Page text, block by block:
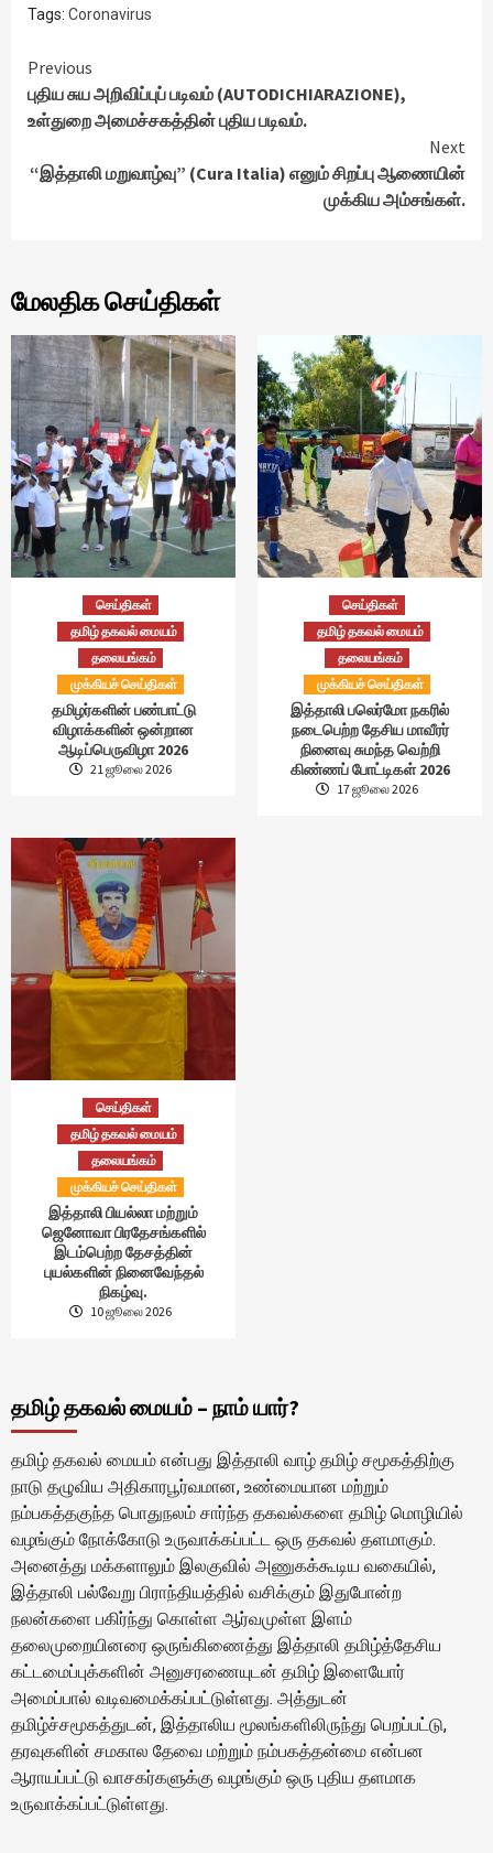
Tags: Coronavirus
Continue
Reading
Previous
புதிய சுய அறிவிப்புப் படிவம் (AUTODICHIARAZIONE),
உள்துறை அமைச்சகத்தின் புதிய படிவம்.
Next
“இத்தாலி மறுவாழ்வு” (Cura Italia) எனும் சிறப்பு ஆணையின்
முக்கிய அம்சங்கள்.
மேலதிக செய்திகள்
செய்திகள்
தமிழ் தகவல் மையம்
தலையங்கம்
முக்கியச் செய்திகள்
தமிழர்களின் பண்பாட்டு
விழாக்களின் ஒன்றான
ஆடிப்பெருவிழா 2026
21 ஜூலை 2026
செய்திகள்
தமிழ் தகவல் மையம்
தலையங்கம்
முக்கியச் செய்திகள்
இத்தாலி பலெர்மோ நகரில்
நடைபெற்ற தேசிய மாவீரர்
நினைவு சுமந்த வெற்றி
கிண்ணப் போட்டிகள் 2026
17 ஜூலை 2026
செய்திகள்
தமிழ் தகவல் மையம்
தலையங்கம்
முக்கியச் செய்திகள்
இத்தாலி பியல்லா மற்றும்
ஜெனோவா பிரதேசங்களில்
இடம்பெற்ற தேசத்தின்
புயல்களின் நினைவேந்தல்
நிகழ்வு.
10 ஜூலை 2026
தமிழ் தகவல் மையம் – நாம் யார்?
தமிழ் தகவல் மையம் என்பது இத்தாலி வாழ் தமிழ் சமூகத்திற்கு
நாடு தழுவிய அதிகாரபூர்வமான, உண்மையான மற்றும்
நம்பகத்தகுந்த பொதுநலம் சார்ந்த தகவல்களை தமிழ் மொழியில்
வழங்கும் நோக்கோடு உருவாக்கப்பட்ட ஒரு தகவல் தளமாகும்.
அனைத்து மக்களாலும் இலகுவில் அணுகக்கூடிய வகையில்,
இத்தாலி பல்வேறு பிராந்தியத்தில் வசிக்கும் இதுபோன்ற
நலன்களை பகிர்ந்து கொள்ள ஆர்வமுள்ள இளம்
தலைமுறையினரை ஒருங்கிணைத்து இத்தாலி தமிழ்த்தேசிய
கட்டமைப்புக்களின் அனுசரணையுடன் தமிழ் இளையோர்
அமைப்பால் வடிவமைக்கப்பட்டுள்ளது. அத்துடன்
தமிழ்ச்சமூகத்துடன், இத்தாலிய மூலங்களிலிருந்து பெறப்பட்டு,
தரவுகளின் சமகால தேவை மற்றும் நம்பகத்தன்மை என்பன
ஆராயப்பட்டு வாசகர்களுக்கு வழங்கும் ஒரு புதிய தளமாக
உருவாக்கப்பட்டுள்ளது.